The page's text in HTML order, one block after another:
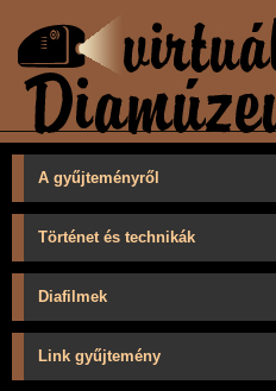
A gyűjteményről
Történet és technikák
Diafilmek
Link gyűjtemény